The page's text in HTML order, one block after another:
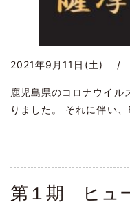
2021年9月11日(土) /
鹿児島県のコロナウイ
りました。 それに伴い
第１期 ヒュ